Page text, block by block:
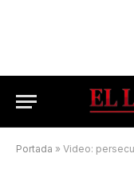
Portada » Video: